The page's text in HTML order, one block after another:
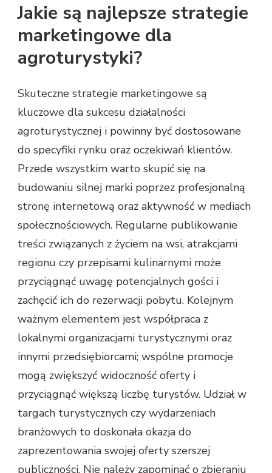
Jakie są najlepsze strategie
marketingowe dla
agroturystyki?
Skuteczne strategie marketingowe są
kluczowe dla sukcesu działalności
agroturystycznej i powinny być dostosowane
do specyfiki rynku oraz oczekiwań klientów.
Przede wszystkim warto skupić się na
budowaniu silnej marki poprzez profesjonalną
stronę internetową oraz aktywność w mediach
społecznościowych. Regularne publikowanie
treści związanych z życiem na wsi, atrakcjami
regionu czy przepisami kulinarnymi może
przyciągnąć uwagę potencjalnych gości i
zachęcić ich do rezerwacji pobytu. Kolejnym
ważnym elementem jest współpraca z
lokalnymi organizacjami turystycznymi oraz
innymi przedsiębiorcami; wspólne promocje
mogą zwiększyć widoczność oferty i
przyciągnąć większą liczbę turystów. Udział w
targach turystycznych czy wydarzeniach
branżowych to doskonała okazja do
zaprezentowania swojej oferty szerszej
publiczności. Nie należy zapominać o zbieraniu